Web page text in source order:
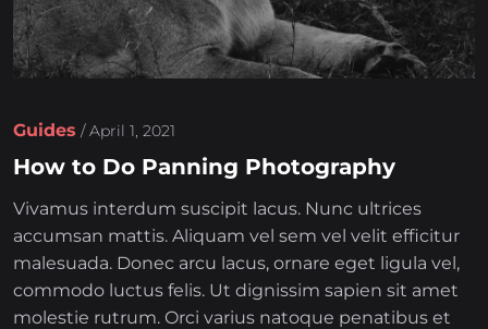
Guides /April 1, 2021
How to Do Panning Photography
Vivamus interdum suscipit lacus. Nunc ultrices
accumsan mattis. Aliquam vel sem vel velit efficitur
malesuada. Donec arcu lacus, ornare eget ligula vel,
commodo luctus felis. Ut dignissim sapien sit amet
molestie rutrum. Orci varius natoque penatibus et